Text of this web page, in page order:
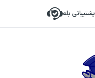
پشتیبانی بله